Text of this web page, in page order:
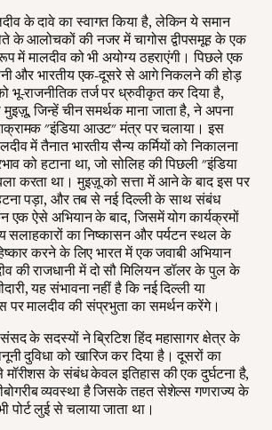
के दावे का स्वागत किया है, लेकिन ये समान
के आलोचकों की नजर में चागोस द्वीपसमूह के एक
में मालदीव को भी अयोग्य ठहराएंगी। पिछले एक
और भारतीय एक-दूसरे से आगे निकलने की होड़
भू-राजनीतिक तर्ज पर ध्रुवीकृत कर दिया है,
जिन्हें चीन समर्थक माना जाता है, ने अपना
"इंडिया आउट" मंत्र पर चलाया। इस
में तैनात भारतीय सैन्य कर्मियों को निकालना
को हटाना था, जो सोलिह की पिछली "इंडिया
करता था। मुइज़ू को सत्ता में आने के बाद इस पर
पड़ा, और तब से नई दिल्ली के साथ संबंध
एक ऐसे अभियान के बाद, जिसमें योग कार्यक्रमों
सलाहकारों का निष्कासन और पर्यटन स्थल के
करने के लिए भारत में एक जवाबी अभियान
की राजधानी में दो सौ मिलियन डॉलर के पुल के
यह संभावना नहीं है कि नई दिल्ली या
पर मालदीव की संप्रभुता का समर्थन करेंगे।
के सदस्यों ने ब्रिटिश हिंद महासागर क्षेत्र के
दुविधा को खारिज कर दिया है। दूसरों का
मॉरीशस के संबंध केवल इतिहास की एक दुर्घटना है,
व्यवस्था है जिसके तहत सेशेल्स गणराज्य के
पोर्ट लुई से चलाया जाता था।